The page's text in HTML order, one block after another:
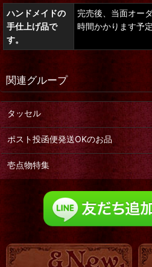
ハンドメイドの
手仕上げ品で
す。
完売後、当面オー
時間かかります予
関連グループ
タッセル
ポスト投函便発送OKのお品
壱点物特集